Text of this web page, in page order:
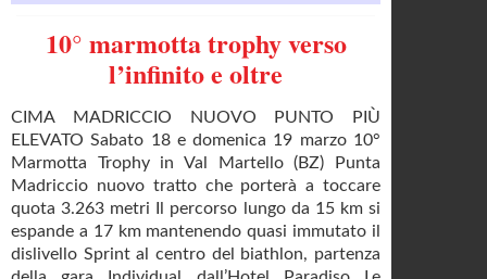
10° marmotta trophy verso
l’infinito e oltre
CIMA MADRICCIO NUOVO PUNTO PIÙ
ELEVATO Sabato 18 e domenica 19 marzo 10°
Marmotta Trophy in Val Martello (BZ) Punta
Madriccio nuovo tratto che porterà a toccare
quota 3.263 metri Il percorso lungo da 15 km si
espande a 17 km mantenendo quasi immutato il
dislivello Sprint al centro del biathlon, partenza